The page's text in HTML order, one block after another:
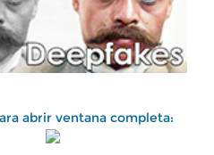
abrir ventana completa: